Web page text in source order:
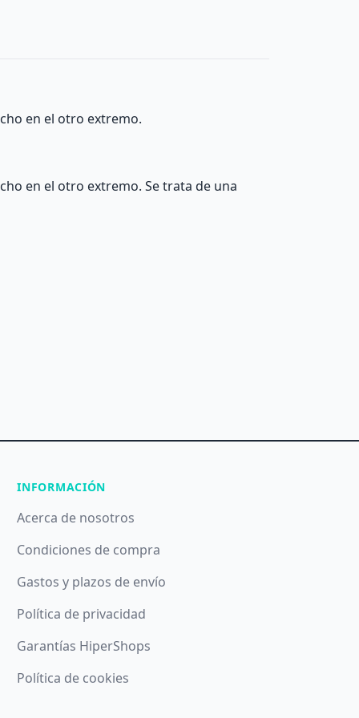
en el otro extremo.
en el otro extremo. Se trata de una
INFORMACIÓN
Acerca de nosotros
Condiciones de compra
Gastos y plazos de envío
Política de privacidad
Garantías HiperShops
Política de cookies